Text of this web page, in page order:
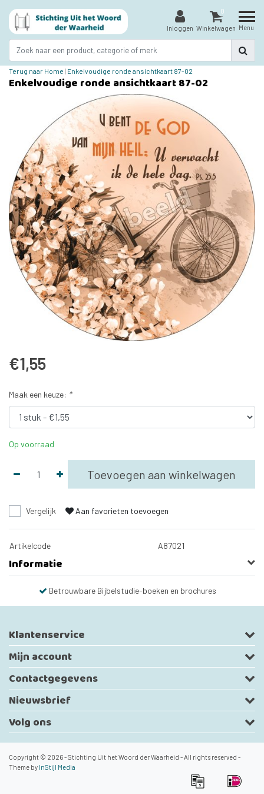
Inloggen
0
Winkelwagen Menu
Terug naar Home | Enkelvoudige ronde ansichtkaart 87-02
Enkelvoudige ronde ansichtkaart 87-02
€1,55
Maak een keuze: *
Op voorraad
Toevoegen aan winkelwagen
Vergelijk Aan favorieten toevoegen
Artikelcode A87021
Informatie
Betrouwbare Bijbelstudie-boeken en brochures
Klantenservice
Mijn account
Contactgegevens
Nieuwsbrief
Volg ons
Copyright © 2026 - Stichting Uit het Woord der Waarheid - All rights reserved -
Theme by InStijl Media